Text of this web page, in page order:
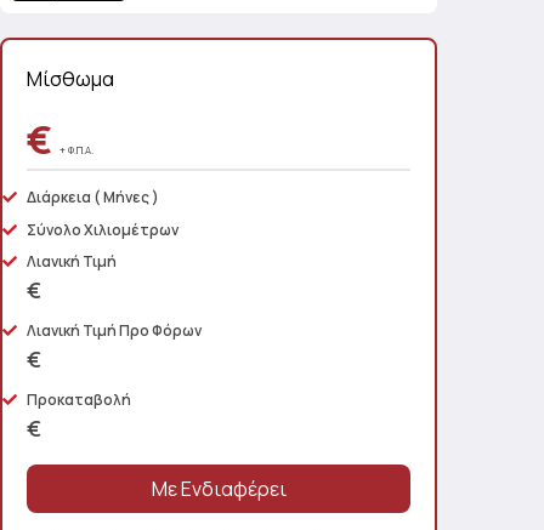
Μίσθωμα
€ + Φ.Π.Α.
Διάρκεια ( Μήνες )
Σύνολο Χιλιομέτρων
Λιανική Τιμή
€
Λιανική Τιμή Προ Φόρων
€
Προκαταβολή
€